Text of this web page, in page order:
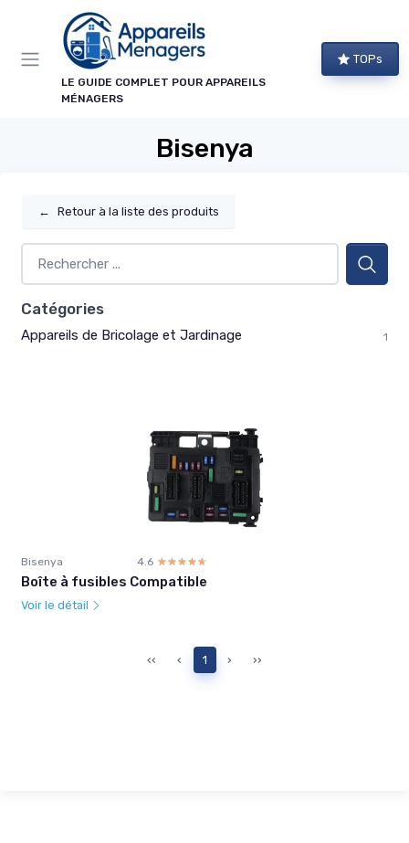
LE GUIDE COMPLET POUR APPAREILS
MÉNAGERS
TOPs
Bisenya
← Retour à la liste des produits
Catégories
Appareils de Bricolage et Jardinage 1
Bisenya 4.6 ☆☆☆☆☆
★★★★★
Boîte à fusibles Compatible
Voir le détail
‹‹ ‹ 1 › ››
Panneau de gestion des cookies